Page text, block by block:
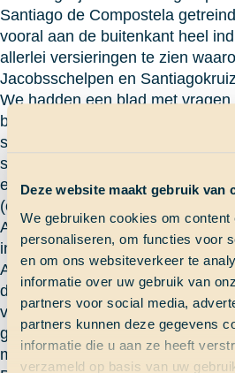
Deze website maakt gebruik van
We gebruiken cookies om content
personaliseren, om functies voor
en om ons websiteverkeer te
informatie over uw gebruik van
partners voor social media,
partners kunnen deze gegevens
informatie die u aan ze heeft
verzameld op basis van uw
Santiago de Compostela
vooral aan de buitenkant heel
allerlei versieringen te zien
Jacobsschelpen en
We hadden een blad met
beantwoord konden worden
stellen (in het Spaans!). Op het
stonden heel erg veel toeristen,
een paar mensen gesproken die
(caminos) van honderden
Aan de binnenkant was de kerk
indrukwekkend, omdat hij
Alle ramen waren bedekt met
de kerk was onbereikbaar. Er
veel te zien… Daarom zijn we
gegaan waar we churros
manier konden we ook ons